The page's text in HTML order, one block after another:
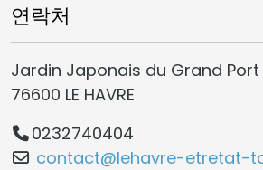
연락처
Jardin Japonais du Grand
76600 LE HAVRE
0232740404
contact@lehavre-etretat-